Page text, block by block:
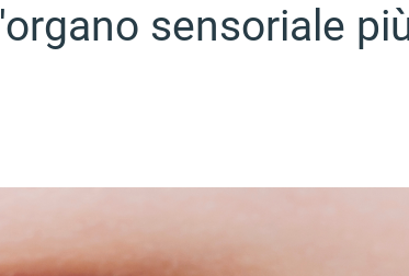
sensoriale